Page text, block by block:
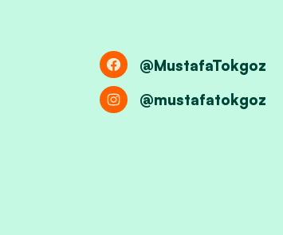
@MustafaTokgoz
@mustafatokgoz